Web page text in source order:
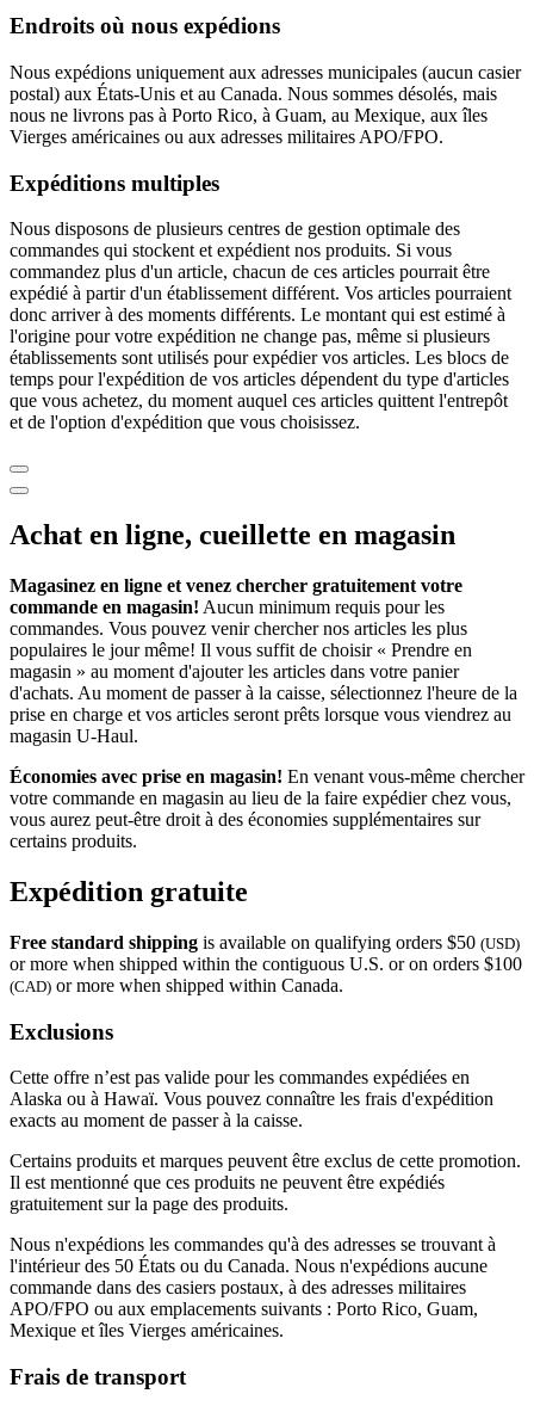
Endroits où nous expédions
Nous expédions uniquement aux adresses municipales (aucun casier
postal) aux États-Unis et au Canada. Nous sommes désolés, mais
nous ne livrons pas à Porto Rico, à Guam, au Mexique, aux îles
Vierges américaines ou aux adresses militaires APO/FPO.
Expéditions multiples
Nous disposons de plusieurs centres de gestion optimale des
commandes qui stockent et expédient nos produits. Si vous
commandez plus d'un article, chacun de ces articles pourrait être
expédié à partir d'un établissement différent. Vos articles pourraient
donc arriver à des moments différents. Le montant qui est estimé à
l'origine pour votre expédition ne change pas, même si plusieurs
établissements sont utilisés pour expédier vos articles. Les blocs de
temps pour l'expédition de vos articles dépendent du type d'articles
que vous achetez, du moment auquel ces articles quittent l'entrepôt
et de l'option d'expédition que vous choisissez.
Achat en ligne, cueillette en magasin
Magasinez en ligne et venez chercher gratuitement votre
commande en magasin! Aucun minimum requis pour les
commandes. Vous pouvez venir chercher nos articles les plus
populaires le jour même! Il vous suffit de choisir « Prendre en
magasin » au moment d'ajouter les articles dans votre panier
d'achats. Au moment de passer à la caisse, sélectionnez l'heure de la
prise en charge et vos articles seront prêts lorsque vous viendrez au
magasin U-Haul.
Économies avec prise en magasin! En venant vous-même chercher
votre commande en magasin au lieu de la faire expédier chez vous,
vous aurez peut-être droit à des économies supplémentaires sur
certains produits.
Expédition gratuite
Free standard shipping is available on qualifying orders $50 (USD)
or more when shipped within the contiguous U.S. or on orders $100
(CAD) or more when shipped within Canada.
Exclusions
Cette offre n’est pas valide pour les commandes expédiées en
Alaska ou à Hawaï. Vous pouvez connaître les frais d'expédition
exacts au moment de passer à la caisse.
Certains produits et marques peuvent être exclus de cette promotion.
Il est mentionné que ces produits ne peuvent être expédiés
gratuitement sur la page des produits.
Nous n'expédions les commandes qu'à des adresses se trouvant à
l'intérieur des 50 États ou du Canada. Nous n'expédions aucune
commande dans des casiers postaux, à des adresses militaires
APO/FPO ou aux emplacements suivants : Porto Rico, Guam,
Mexique et îles Vierges américaines.
Frais de transport